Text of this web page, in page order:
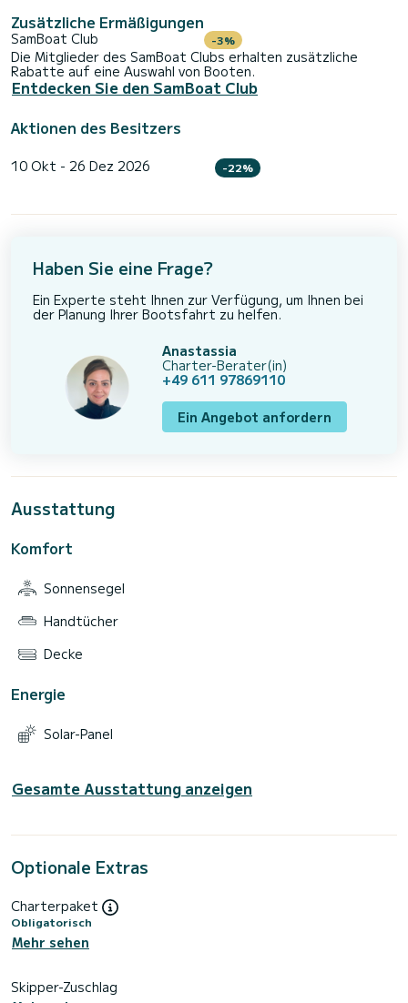
Zusätzliche Ermäßigungen
SamBoat Club -3%
Die Mitglieder des SamBoat Clubs erhalten zusätzliche
Rabatte auf eine Auswahl von Booten.
Entdecken Sie den SamBoat Club
Aktionen des Besitzers
10 Okt - 26 Dez 2026 -22%
Haben Sie eine Frage?
Ein Experte steht Ihnen zur Verfügung, um Ihnen bei
der Planung Ihrer Bootsfahrt zu helfen.
Anastassia
Charter-Berater(in)
+49 611 97869110
Ein Angebot anfordern
Ausstattung
Komfort
Sonnensegel
Handtücher
Decke
Energie
Solar-Panel
Gesamte Ausstattung anzeigen
Optionale Extras
Charterpaket
Obligatorisch
Mehr sehen
Skipper-Zuschlag